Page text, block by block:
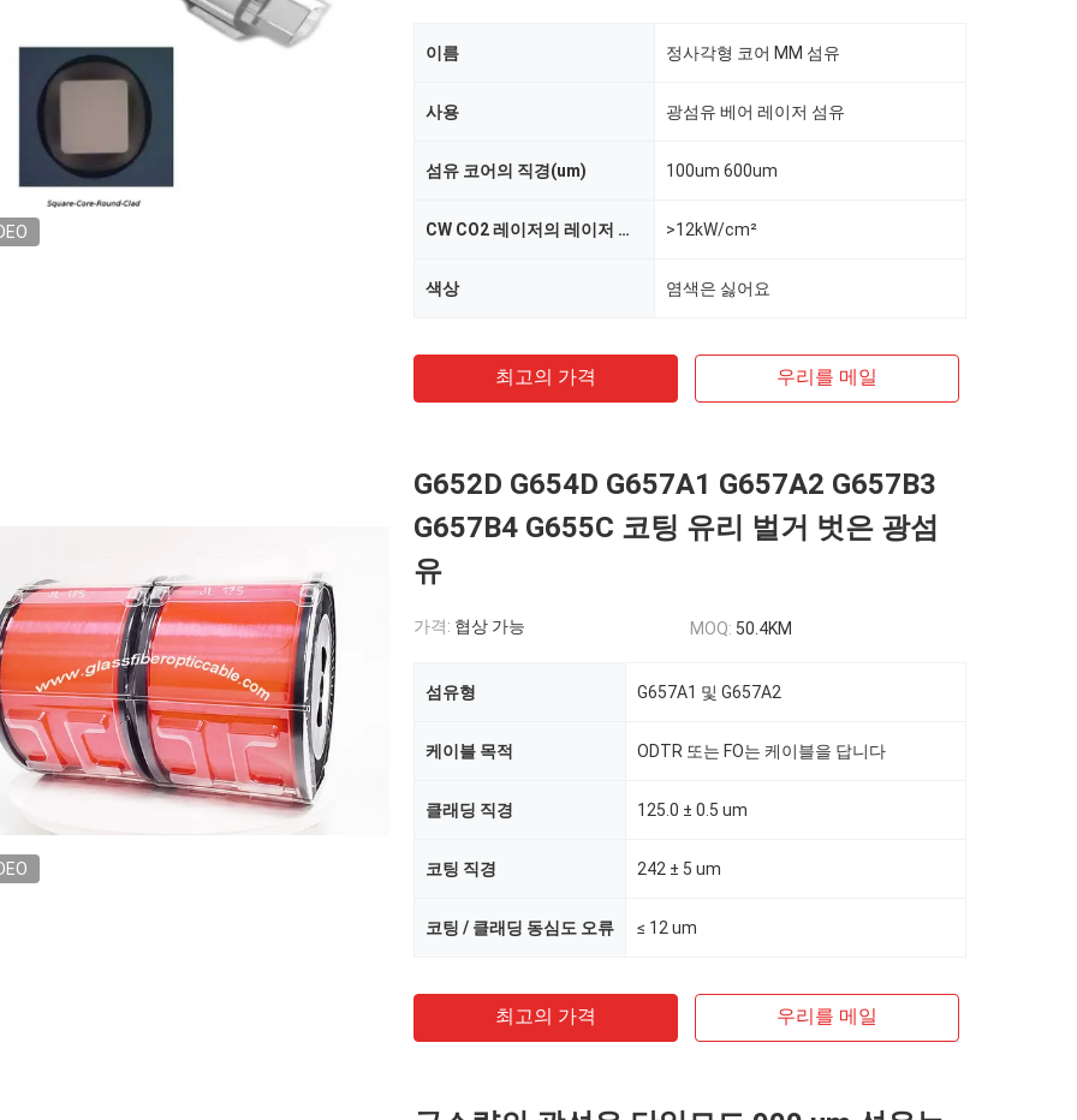
이름 정사각형 코어 MM 섬유
사용 광섬유 베어 레이저 섬유
섬유 코어의 직경(um) 100um 600um
CW CO2 레이저의 레이저 손상 임계값 >12kW/cm²
색상 염색은 싫어요
최고의 가격 우리를 메일
G652D G654D G657A1 G657A2 G657B3
G657B4 G655C 코팅 유리 벌거 벗은 광섬
유
가격: 협상 가능 MOQ: 50.4KM
섬유형 G657A1 및 G657A2
케이블 목적 ODTR 또는 FO는 케이블을 답니다
클래딩 직경 125.0 ± 0.5 um
코팅 직경 242 ± 5 um
코팅 / 클래딩 동심도 오류 ≤ 12 um
최고의 가격 우리를 메일